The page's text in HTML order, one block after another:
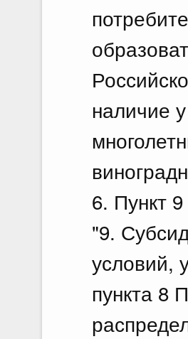
наличие
6. Пункт
"9.
условий,
пункта 8